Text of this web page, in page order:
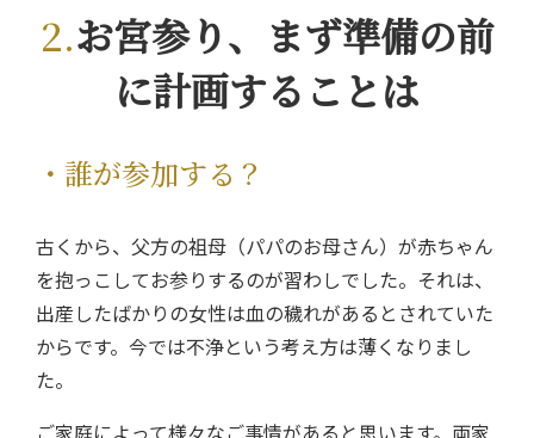
お宮参り、まず準備の前
に計画することは
・誰が参加する？
古くから、父方の祖母（パパのお母さん）が赤ちゃん
を抱っこしてお参りするのが習わしでした。それは、
出産したばかりの女性は血の穢れがあるとされていた
からです。今では不浄という考え方は薄くなりまし
た。
ご家庭によって様々なご事情があると思います。両家